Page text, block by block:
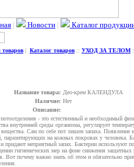
| Новости | Каталог
| Каталог товаров :: УХОД ЗА ТЕЛОМ
Название товара: Део-крем КАЛЕНДУЛА
Наличие: Нет
Описание:
- это естественный и необходимый
внутренней среды организма, регулирует
Сам по себе пот лишен запаха. Появление
паразитирующих на кожных покровах у человека.
придают неприятный запах. Бактерии используют
гигиенических мер на фоне снижения
Вот почему важно знать об этом и обязательно